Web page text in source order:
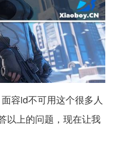
容id不可用这个很多人
以上的问题，现在让我